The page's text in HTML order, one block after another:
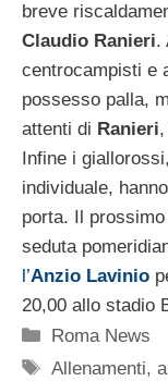
breve
Claudio Ranieri.
centrocampisti e
possesso palla,
attenti di Ranieri
Infine i
individuale,
porta. Il
seduta
l’Anzio Lavinio
20,00 allo stadio
Categorie
Roma News
Tag
Allenamenti,